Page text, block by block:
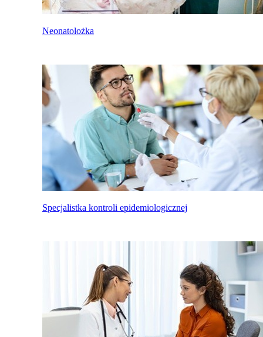
Neonatolożka
Specjalistka kontroli epidemiologicznej